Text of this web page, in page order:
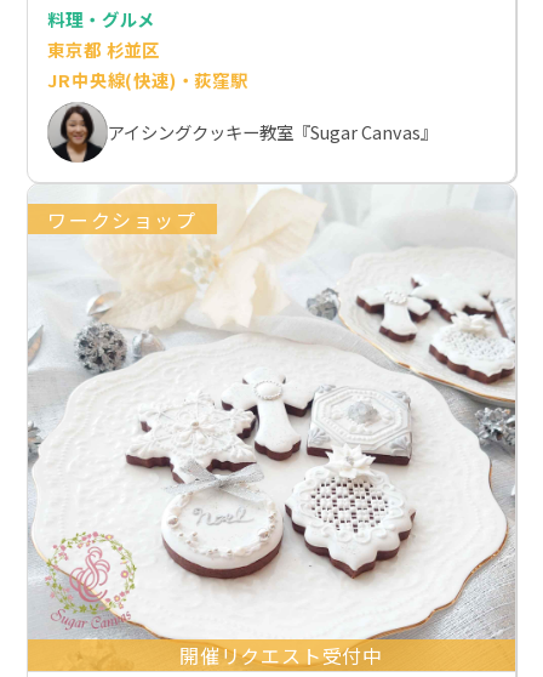
料理・グルメ
東京都 杉並区
JR中央線(快速)・荻窪駅
アイシングクッキー教室『Sugar Canvas』
ワークショップ
開催リクエスト受付中